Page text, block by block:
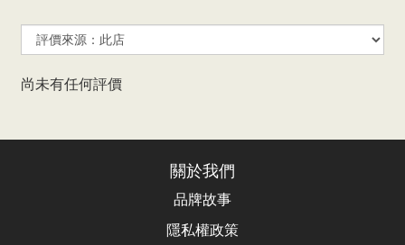
尚未有任何評價
關於我們
品牌故事
隱私權政策